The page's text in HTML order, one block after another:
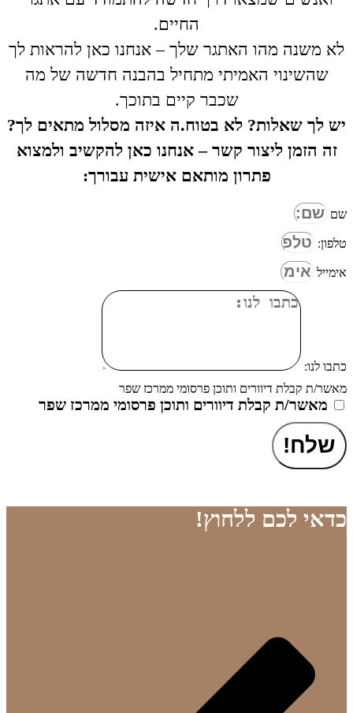
החיים.
לא משנה מהו האתגר שלך – אנחנו כאן להראות לך
שהשינוי האמיתי מתחיל בהבנה חדשה של מה
שכבר קיים בתוכך.
יש לך שאלות? לא בטוח.ה איזה מסלול מתאים לך?
זה הזמן ליצור קשר – אנחנו כאן להקשיב ולמצוא
פתרון מותאם אישית עבורך:
שם
טלפון:
אימייל
כתבו לנו:
מאשר/ת קבלת דיוורים ותוכן פרסומי ממרכז שפר
מאשר/ת קבלת דיוורים ותוכן פרסומי ממרכז שפר
שלח!
כדאי לכם ללחוץ!